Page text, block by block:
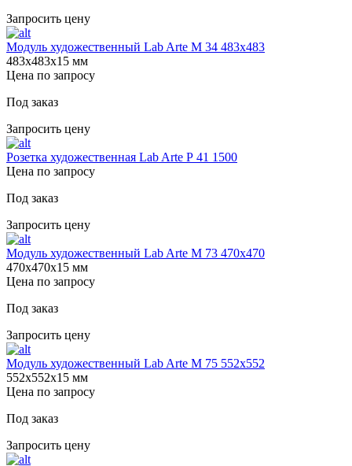
Запросить цену
Модуль художественный Lab Arte М 34 483х483
483х483х15 мм
Цена по запросу
Под заказ
Запросить цену
Розетка художественная Lab Arte Р 41 1500
Цена по запросу
Под заказ
Запросить цену
Модуль художественный Lab Arte М 73 470х470
470х470х15 мм
Цена по запросу
Под заказ
Запросить цену
Модуль художественный Lab Arte М 75 552х552
552х552х15 мм
Цена по запросу
Под заказ
Запросить цену